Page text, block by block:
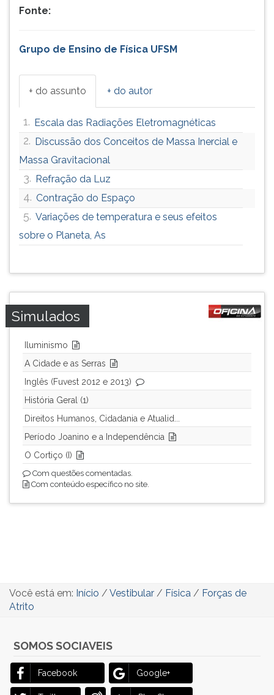
Fonte:
Grupo de Ensino de Física UFSM
+ do assunto + do autor
1. Escala das Radiações Eletromagnéticas
2. Discussão dos Conceitos de Massa Inercial e
Massa Gravitacional
3. Refração da Luz
4. Contração do Espaço
5. Variações de temperatura e seus efeitos
sobre o Planeta, As
Simulados
Iluminismo
A Cidade e as Serras
Inglês (Fuvest 2012 e 2013)
História Geral (1)
Direitos Humanos, Cidadania e Atualid...
Período Joanino e a Independência
O Cortiço (I)
Com questões comentadas.
Com conteúdo específico no site.
Você está em: Início / Vestibular / Física / Forças de
Atrito
SOMOS SOCIAVEIS
Facebook Google+